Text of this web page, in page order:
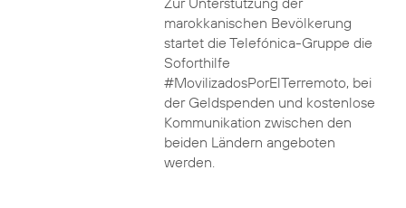
marokkanischen Bevölkerung
startet die Telefónica-Gruppe die
Soforthilfe
#MovilizadosPorElTerremoto, bei
der Geldspenden und kostenlose
Kommunikation zwischen den
beiden Ländern angeboten
werden.